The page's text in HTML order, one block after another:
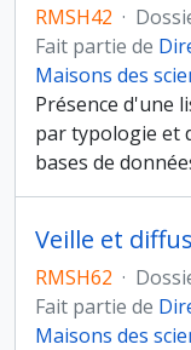
RMSH42 ·
Fait partie de
Maisons des
Présence d'une
par typologie et
bases de
Veille et
RMSH62 ·
Fait partie de
Maisons des